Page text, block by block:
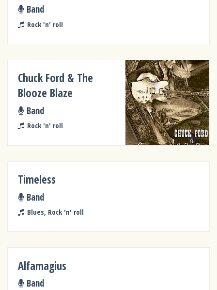
Band
Rock 'n' roll
Chuck Ford & The
Blooze Blaze
Band
Rock 'n' roll
Timeless
Band
Blues, Rock 'n' roll
Alfamagius
Band